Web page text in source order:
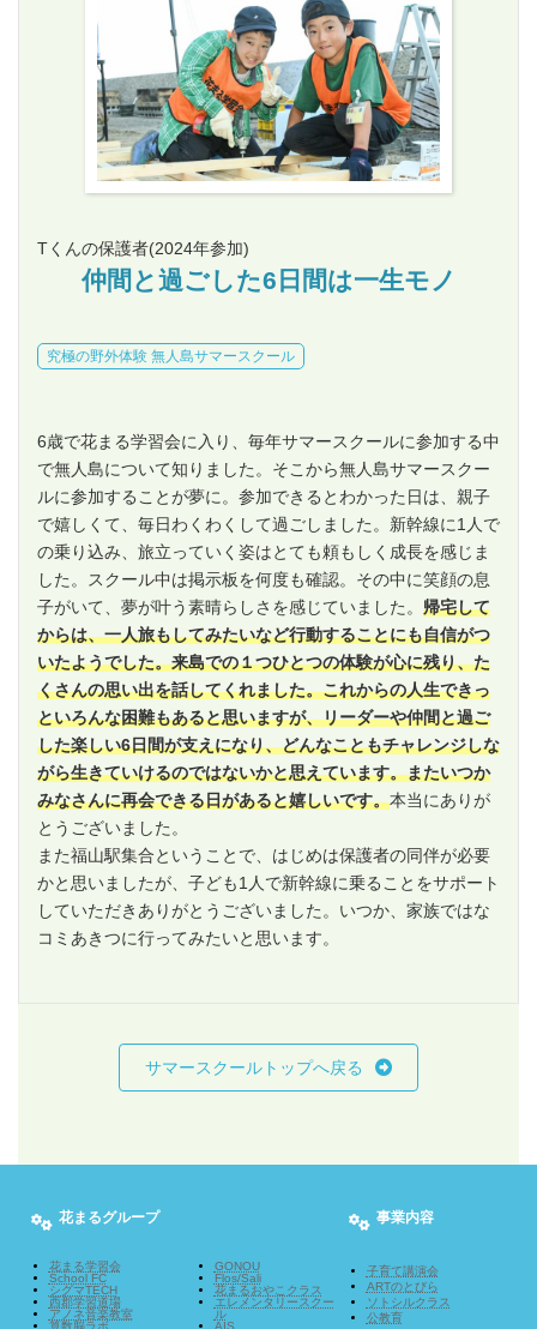
Tくんの保護者(2024年参加)
仲間と過ごした6日間は一生モノ
究極の野外体験 無人島サマースクール
6歳で花まる学習会に入り、毎年サマースクールに参加する中
で無人島について知りました。そこから無人島サマースクー
ルに参加することが夢に。参加できるとわかった日は、親子
で嬉しくて、毎日わくわくして過ごしました。新幹線に1人で
の乗り込み、旅立っていく姿はとても頼もしく成長を感じま
した。スクール中は掲示板を何度も確認。その中に笑顔の息
子がいて、夢が叶う素晴らしさを感じていました。 帰宅して
からは、一人旅もしてみたいなど行動することにも自信がつ
いたようでした。来島での１つひとつの体験が心に残り、た
くさんの思い出を話してくれました。これからの人生できっ
といろんな困難もあると思いますが、リーダーや仲間と過ご
した楽しい6日間が支えになり、どんなこともチャレンジしな
がら生きていけるのではないかと思えています。またいつか
みなさんに再会できる日があると嬉しいです。本当にありが
とうございました。
また福山駅集合ということで、はじめは保護者の同伴が必要
かと思いましたが、子ども1人で新幹線に乗ることをサポート
していただきありがとうございました。いつか、家族ではな
コミあきつに行ってみたいと思います。
サマースクールトップへ戻る
花まるグループ
花まる学習会
School FC
シグマTECH
西郡学習道場
アノネ音楽教室
算数脳ラボ
GONOU
Flos/Sali
花まるおやこクラス
エレメンタリースクー
ル
AIS
事業内容
子育て講演会
ARTのとびら
ソトシルクラス
公教育